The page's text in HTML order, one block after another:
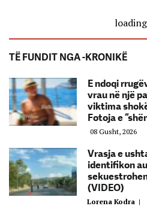
TË FUNDIT NGA -KRONIKË
E ndoqi
vrau në një
viktima
Fotoja e
08 Gusht, 2026
Vrasja e
identifikon
(VIDEO)
Lorena Kodra |